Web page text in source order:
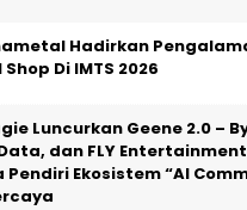
Hadirkan
Shop Di IMTS 2026
Luncurkan Geene 2.0 –
dan FLY Entertainment
Pendiri Ekosistem “AI